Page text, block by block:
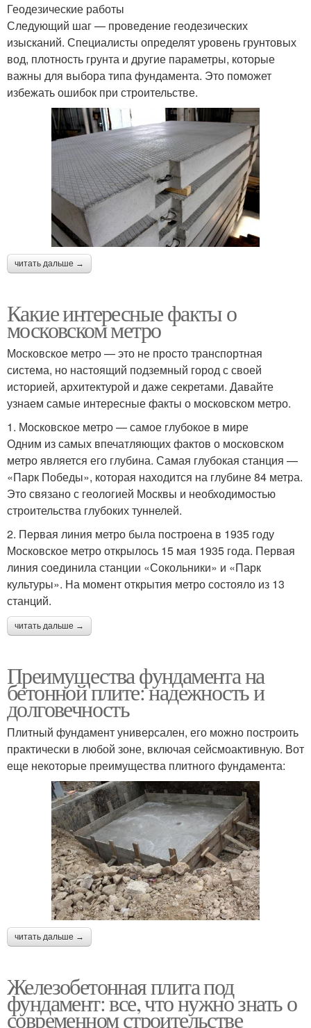
Геодезические работы
Следующий шаг — проведение геодезических
изысканий. Специалисты определят уровень грунтовых
вод, плотность грунта и другие параметры, которые
важны для выбора типа фундамента. Это поможет
избежать ошибок при строительстве.
читать дальше →
Какие интересные факты о
московском метро
Московское метро — это не просто транспортная
система, но настоящий подземный город с своей
историей, архитектурой и даже секретами. Давайте
узнаем самые интересные факты о московском метро.
1. Московское метро — самое глубокое в мире
Одним из самых впечатляющих фактов о московском
метро является его глубина. Самая глубокая станция —
«Парк Победы», которая находится на глубине 84 метра.
Это связано с геологией Москвы и необходимостью
строительства глубоких туннелей.
2. Первая линия метро была построена в 1935 году
Московское метро открылось 15 мая 1935 года. Первая
линия соединила станции «Сокольники» и «Парк
культуры». На момент открытия метро состояло из 13
станций.
читать дальше →
Преимущества фундамента на
бетонной плите: надежность и
долговечность
Плитный фундамент универсален, его можно построить
практически в любой зоне, включая сейсмоактивную. Вот
еще некоторые преимущества плитного фундамента:
читать дальше →
Железобетонная плита под
фундамент: все, что нужно знать о
современном строительстве